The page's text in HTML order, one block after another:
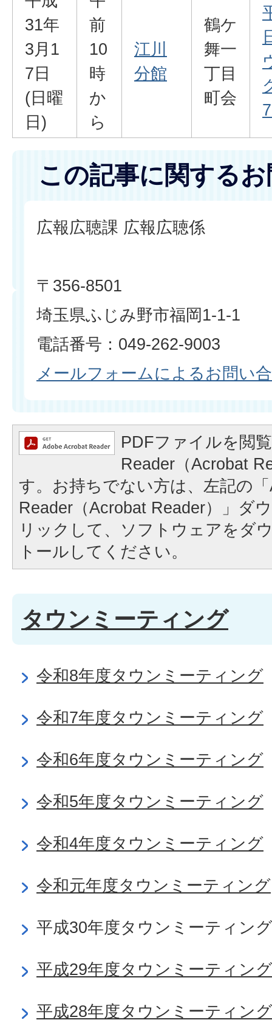
31年
3月1
7日
(日曜
日)
前
10
時
か
ら
江川
分館
鶴ケ
舞一
丁目
町会
この記事に関する
広報広聴課 広報広聴係
〒356-8501
埼玉県ふじみ野市福岡1-1-1
電話番号：049-262-9003
メールフォームによるお問い
PDFファイルを閲
Reader（Acrobat
す。お持ちでない方は、左記の
Reader（Acrobat Reader）」ダ
リックして、ソフトウェアをダ
トールしてください。
タウンミーティング
令和8年度タウンミーティング
令和7年度タウンミーティング
令和6年度タウンミーティング
令和5年度タウンミーティング
令和4年度タウンミーティング
令和元年度タウンミーティング
平成30年度タウンミーティング
平成29年度タウンミーティング
平成28年度タウンミーティング